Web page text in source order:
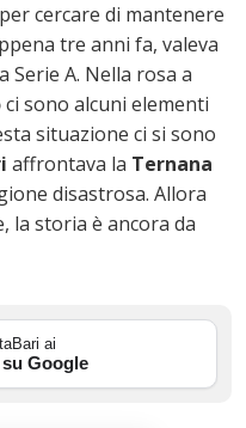
per cercare di mantenere
tre anni fa, valeva
Serie A. Nella rosa a
ci sono alcuni elementi
situazione ci si sono
affrontava la Ternana
disastrosa. Allora
la storia è ancora da
ai
Google